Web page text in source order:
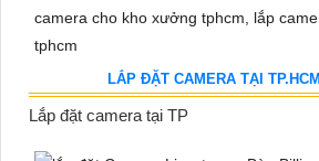
LẮP ĐẶT CAMERA TẠI
Lắp đặt camera tại TP